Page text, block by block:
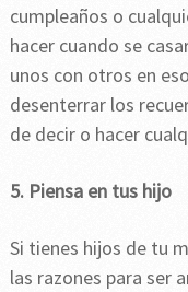
cumpleaños o
hacer cuando se
unos con otros en
desenterrar los
de decir o hacer
5. Piensa en tus hijo
Si tienes hijos de tu
las razones para ser